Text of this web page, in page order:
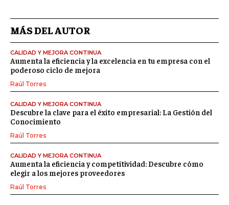
MÁS DEL AUTOR
CALIDAD Y MEJORA CONTINUA
Aumenta la eficiencia y la excelencia en tu empresa con el
poderoso ciclo de mejora
Raúl Torres
CALIDAD Y MEJORA CONTINUA
Descubre la clave para el éxito empresarial: La Gestión del
Conocimiento
Raúl Torres
CALIDAD Y MEJORA CONTINUA
Aumenta la eficiencia y competitividad: Descubre cómo
elegir a los mejores proveedores
Raúl Torres